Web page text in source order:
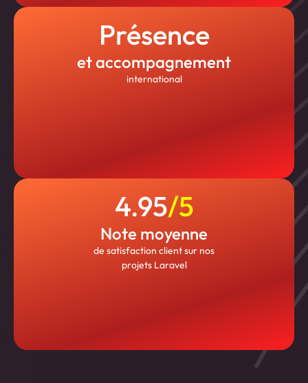
et accompagnement
international
Présence
Note moyenne
de satisfaction client sur nos
projets Laravel
4.95/5